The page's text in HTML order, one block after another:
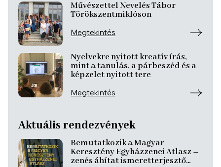
Művészettel Nevelés Tábor
Törökszentmiklóson
Megtekintés
Nyelvekre nyitott kreatív írás,
mint a tanulás, a párbeszéd és a
képzelet nyitott tere
Megtekintés
Aktuális rendezvények
Bemutatkozik a Magyar
Keresztény Egyházzenei Atlasz –
zenés áhítat ismeretterjesztő